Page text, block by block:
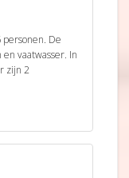
De
vaatwasser. In
zijn 2